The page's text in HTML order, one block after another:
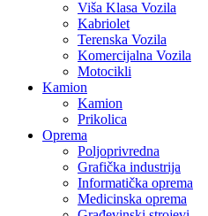
Viša Klasa Vozila
Kabriolet
Terenska Vozila
Komercijalna Vozila
Motocikli
Kamion
Kamion
Prikolica
Oprema
Poljoprivredna
Grafička industrija
Informatička oprema
Medicinska oprema